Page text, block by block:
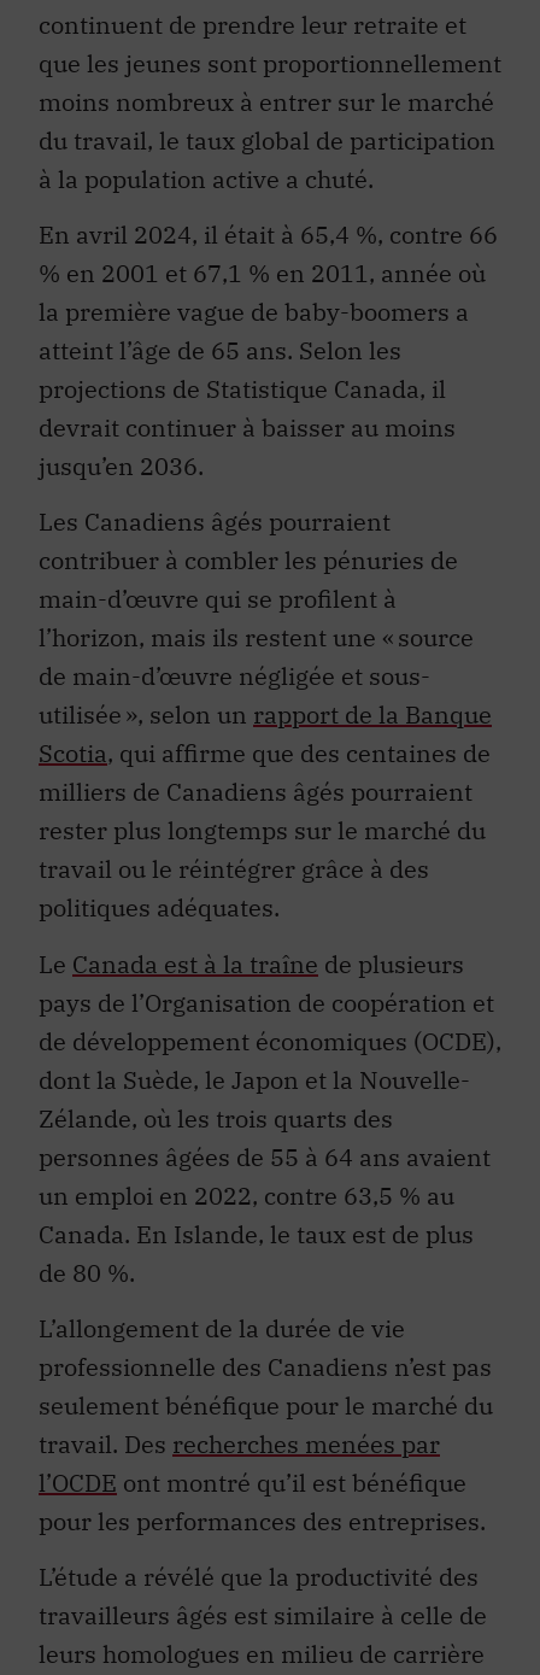
continuent de prendre leur retraite et
que les jeunes sont proportionnellement
moins nombreux à entrer sur le marché
du travail, le taux global de participation
à la population active a chuté.
En avril 2024, il était à 65,4 %, contre 66
% en 2001 et 67,1 % en 2011, année où
la première vague de baby-boomers a
atteint l’âge de 65 ans. Selon les
projections de Statistique Canada, il
devrait continuer à baisser au moins
jusqu’en 2036.
Les Canadiens âgés pourraient
contribuer à combler les pénuries de
main-d’œuvre qui se profilent à
l’horizon, mais ils restent une « source
de main-d’œuvre négligée et sous-
utilisée », selon un rapport de la Banque
Scotia, qui affirme que des centaines de
milliers de Canadiens âgés pourraient
rester plus longtemps sur le marché du
travail ou le réintégrer grâce à des
politiques adéquates.
Le Canada est à la traîne de plusieurs
pays de l’Organisation de coopération et
de développement économiques (OCDE),
dont la Suède, le Japon et la Nouvelle-
Zélande, où les trois quarts des
personnes âgées de 55 à 64 ans avaient
un emploi en 2022, contre 63,5 % au
Canada. En Islande, le taux est de plus
de 80 %.
L’allongement de la durée de vie
professionnelle des Canadiens n’est pas
seulement bénéfique pour le marché du
travail. Des recherches menées par
l’OCDE ont montré qu’il est bénéfique
pour les performances des entreprises.
L’étude a révélé que la productivité des
travailleurs âgés est similaire à celle de
leurs homologues en milieu de carrière